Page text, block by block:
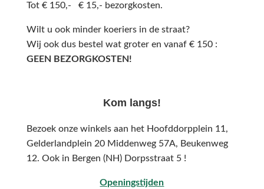
Tot € 150,- € 15,- bezorgkosten.
Wilt u ook minder koeriers in de straat?
Wij ook dus bestel wat groter en vanaf € 150 :
GEEN BEZORGKOSTEN!
Kom langs!
Bezoek onze winkels aan het Hoofddorpplein 11,
Gelderlandplein 20 Middenweg 57A, Beukenweg
12. Ook in Bergen (NH) Dorpsstraat 5 !
Openingstijden